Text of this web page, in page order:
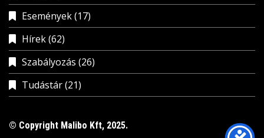
Események(17)
Hírek(62)
Szabályozás (26)
Tudástár(21)
© Copyright Malibo Kft, 2025.